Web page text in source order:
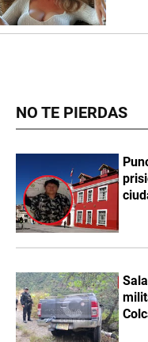
NO TE PIERDAS